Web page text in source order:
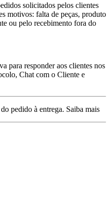
solicitados pelos clientes
motivos: falta de peças, produto
ou pelo recebimento fora do
para responder aos clientes nos
Chat com o Cliente e
pedido à entrega. Saiba mais